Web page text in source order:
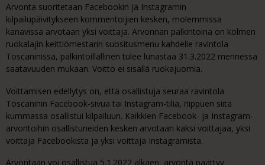
Arvonta suoritetaan Facebookin ja Instagramin
kilpailupäivitykseen kommentoijien kesken, molemmissa
kanavissa arvotaan yksi voittaja. Arvonnan palkintoina on kolmen
ruokalajin keittiömestarin suositusmenu kahdelle ravintola
Toscaninissa, palkintoillallinen tulee lunastaa 31.3.2022 mennessä
saatavuuden mukaan. Voitto ei sisällä ruokajuomia.
Voittamisen edellytys on, että osallistuja seuraa ravintola
Toscaninin Facebook-sivua tai Instagram-tiliä, riippuen siitä
kummassa osallistui kilpailuun. Kaikkien Facebook- ja Instagram-
arvontoihin osallistuneiden kesken arvotaan kaksi voittajaa, yksi
voittaja Facebookista ja yksi voittaja Instagramista.
Arvontaan voi osallistua 5.1.2022 alkaen, arvonta päättyy